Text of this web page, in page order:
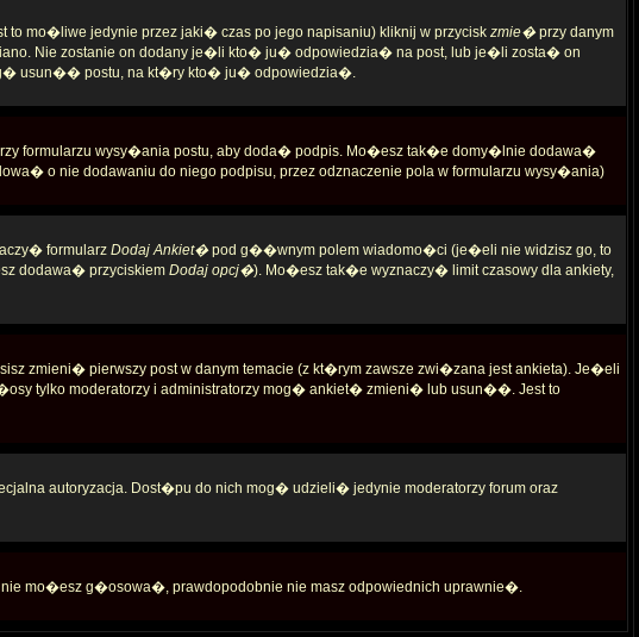
mo�liwe jedynie przez jaki� czas po jego napisaniu) kliknij w przycisk zmie�przy danym
Nie zostanie on dodany je�li kto� ju� odpowiedzia� na post, lub je�li zosta� on
usun�� postu, na kt�ry kto� ju� odpowiedzia�.
formularzu wysy�ania postu, aby doda� podpis. Mo�esz tak�e domy�lnie dodawa�
o nie dodawaniu do niego podpisu, przez odznaczenie pola w formularzu wysy�ania)
formularz Dodaj Ankiet�pod g��wnym polem wiadomo�ci (je�eli nie widzisz go, to
dodawa� przyciskiem Dodaj opcj�). Mo�esz tak�e wyznaczy� limit czasowy dla ankiety,
zmieni� pierwszy post w danym temacie (z kt�rym zawsze zwi�zana jest ankieta). Je�eli
tylko moderatorzy i administratorzy mog� ankiet� zmieni� lub usun��. Jest to
autoryzacja. Dost�pu do nich mog� udzieli� jedynie moderatorzy forum oraz
mo�esz g�osowa�, prawdopodobnie nie masz odpowiednich uprawnie�.